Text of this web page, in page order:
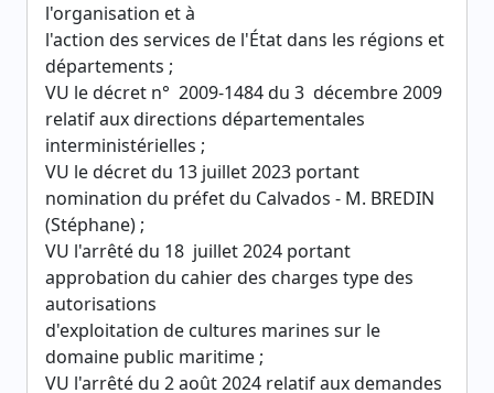
l'organisation et à
l'action des services de l'État dans les régions et
départements ;
VU le décret n° 2009-1484 du 3 décembre 2009
relatif aux directions départementales
interministérielles ;
VU le décret du 13 juillet 2023 portant
nomination du préfet du Calvados - M. BREDIN
(Stéphane) ;
VU l'arrêté du 18 juillet 2024 portant
approbation du cahier des charges type des
autorisations
d'exploitation de cultures marines sur le
domaine public maritime ;
VU l'arrêté du 2 août 2024 relatif aux demandes